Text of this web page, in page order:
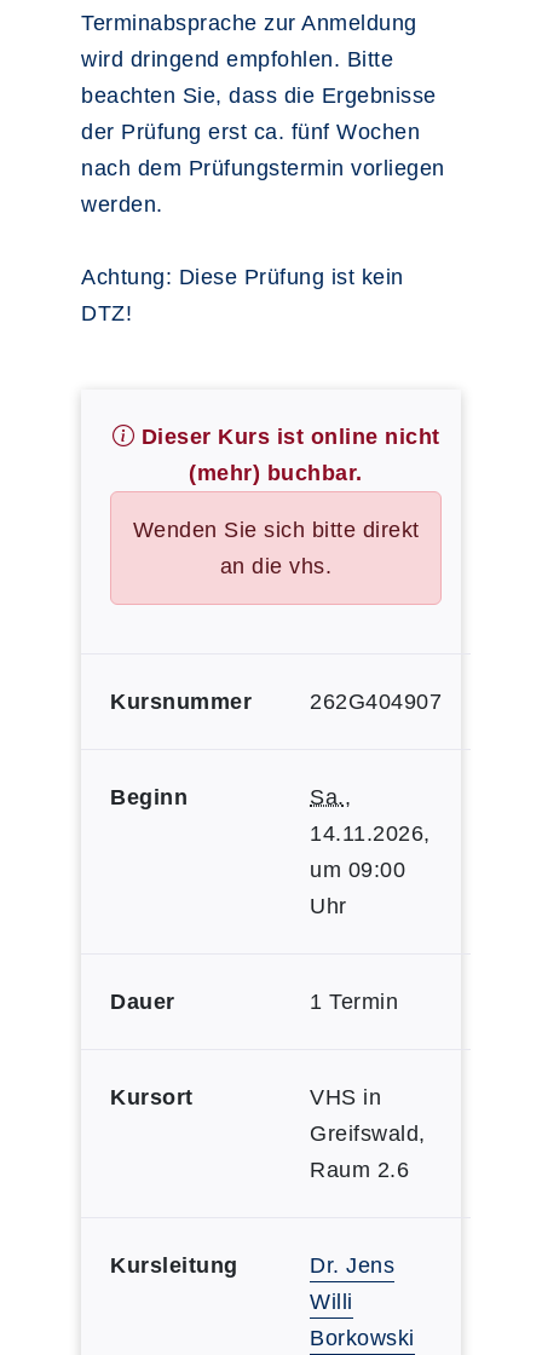
Terminabsprache zur Anmeldung
wird dringend empfohlen. Bitte
beachten Sie, dass die Ergebnisse
der Prüfung erst ca. fünf Wochen
nach dem Prüfungstermin vorliegen
werden.
Achtung: Diese Prüfung ist kein
DTZ!
Dieser Kurs ist online nicht
(mehr) buchbar.
Wenden Sie sich bitte direkt
an die vhs.
Kursnummer 262G404907
Beginn Sa.,
14.11.2026,
um 09:00
Uhr
Dauer 1 Termin
Kursort
VHS in
Greifswald,
Raum 2.6
Kursleitung
Dr. Jens
Willi
Borkowski